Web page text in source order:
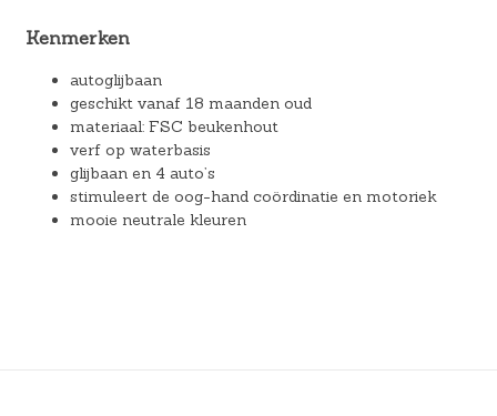
Kenmerken
autoglijbaan
geschikt vanaf 18 maanden oud
materiaal: FSC beukenhout
verf op waterbasis
glijbaan en 4 auto’s
stimuleert de oog-hand coördinatie en motoriek
mooie neutrale kleuren